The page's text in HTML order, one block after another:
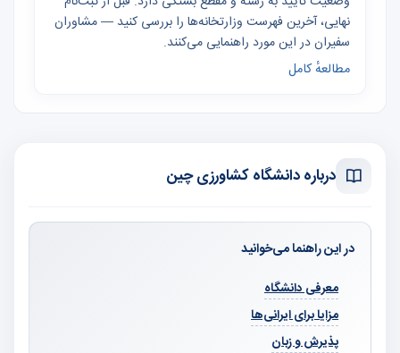
نهایی، آخرین فهرست وزارتخانه‌ها را بررسی کنید — مشاوران
سفیران در این مورد راهنمایی می‌کنند.
مطالعهٔ کامل
درباره دانشگاه کشاورزی چین
در این راهنما می‌خوانید
معرفی دانشگاه
مزایا برای ایرانی‌ها
پذیرش و زبان